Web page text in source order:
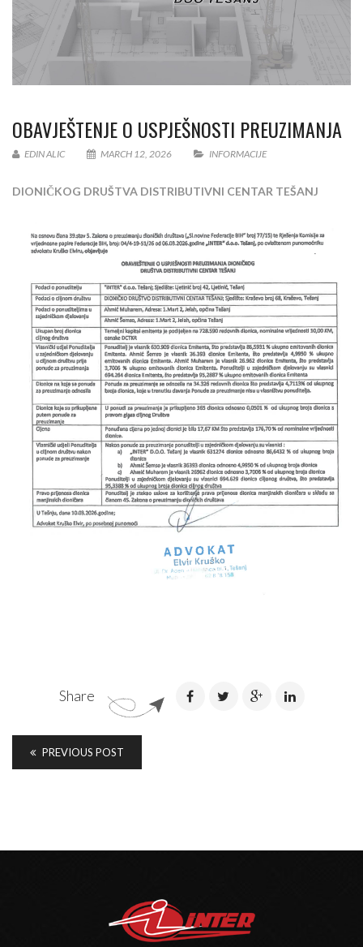
OBAVJEŠTENJE O USPJEŠNOSTI PREUZIMANJA
EDIN ALIC MARCH 12, 2026 INFORMACIJE
DIONIČKOG DRUŠTVA DISTRIBUTIVNI CENTAR TEŠANJ
Share
PREVIOUS POST